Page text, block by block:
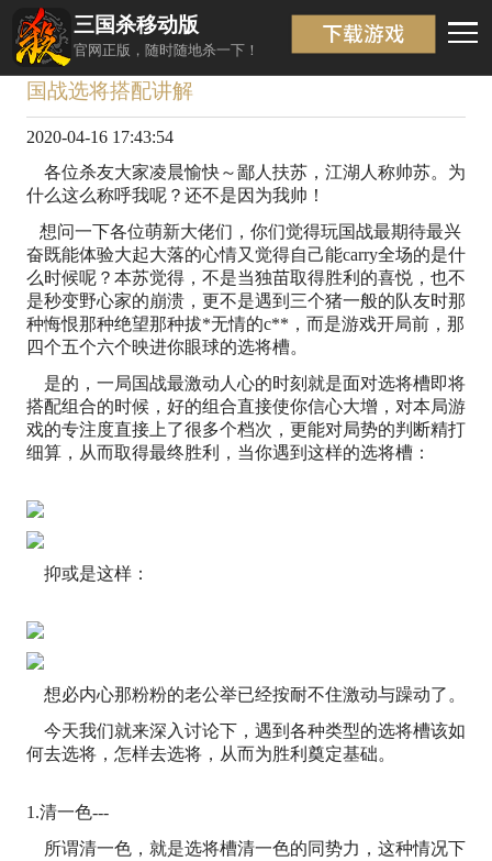
三国杀移动版
官网正版，随时随地杀一下！
返回
国战选将搭配讲解
2020-04-16 17:43:54
各位杀友大家凌晨愉快～鄙人扶苏，江湖人称帅苏。为
什么这么称呼我呢？还不是因为我帅！
想问一下各位萌新大佬们，你们觉得玩国战最期待最兴
奋既能体验大起大落的心情又觉得自己能carry全场的是什
么时候呢？本苏觉得，不是当独苗取得胜利的喜悦，也不
是秒变野心家的崩溃，更不是遇到三个猪一般的队友时那
种悔恨那种绝望那种拔*无情的c**，而是游戏开局前，那
四个五个六个映进你眼球的选将槽。
是的，一局国战最激动人心的时刻就是面对选将槽即将
搭配组合的时候，好的组合直接使你信心大增，对本局游
戏的专注度直接上了很多个档次，更能对局势的判断精打
细算，从而取得最终胜利，当你遇到这样的选将槽：
抑或是这样：
想必内心那粉粉的老公举已经按耐不住激动与躁动了。
今天我们就来深入讨论下，遇到各种类型的选将槽该如
何去选将，怎样去选将，从而为胜利奠定基础。
1.清一色---
所谓清一色，就是选将槽清一色的同势力，这种情况下